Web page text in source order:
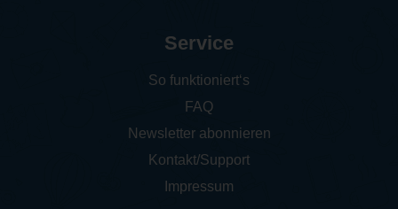
Service
So funktioniert‘s
FAQ
Newsletter abonnieren
Kontakt/Support
Impressum